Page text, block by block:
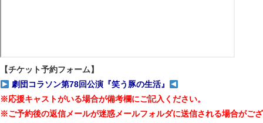
【チケット予約フォーム】
劇団コラソン第78回公演『笑う豚の生活』
※応援キャストがいる場合が備考欄にご記入ください。
※ご予約後の返信メールが迷惑メールフォルダに送信される場合がござ